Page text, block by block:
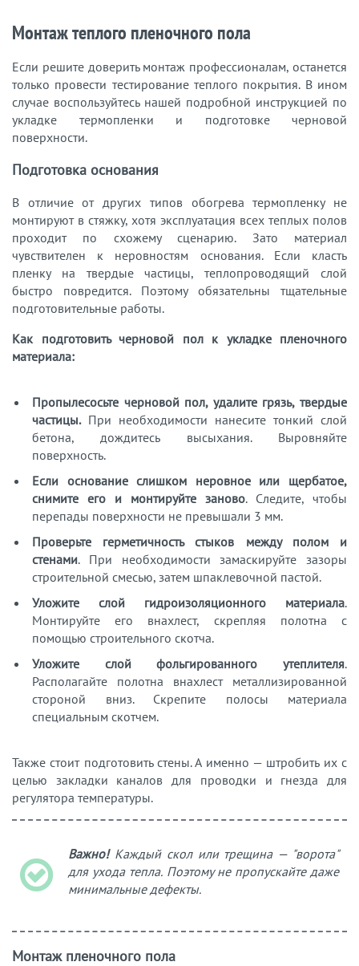
Монтаж теплого пленочного пола
Если решите доверить монтаж профессионалам, останется
только провести тестирование теплого покрытия. В ином
случае воспользуйтесь нашей подробной инструкцией по
укладке термопленки и подготовке черновой
поверхности.
Подготовка основания
В отличие от других типов обогрева термопленку не
монтируют в стяжку, хотя эксплуатация всех теплых полов
проходит по схожему сценарию. Зато материал
чувствителен к неровностям основания. Если класть
пленку на твердые частицы, теплопроводящий слой
быстро повредится. Поэтому обязательны тщательные
подготовительные работы.
Как подготовить черновой пол к укладке пленочного
материала:
Пропылесосьте черновой пол, удалите грязь, твердые
частицы.При необходимости нанесите тонкий слой
бетона, дождитесь высыхания. Выровняйте
поверхность.
Если основание слишком неровное или щербатое,
снимите его и монтируйте заново. Следите, чтобы
перепады поверхности не превышали 3 мм.
Проверьте герметичность стыков между полом и
стенами. При необходимости замаскируйте зазоры
строительной смесью, затем шпаклевочной пастой.
Уложите слой гидроизоляционного материала.
Монтируйте его внахлест, скрепляя полотна с
помощью строительного скотча.
Уложите слой фольгированного утеплителя.
Располагайте полотна внахлест металлизированной
стороной вниз. Скрепите полосы материала
специальным скотчем.
Также стоит подготовить стены. А именно — штробить их с
целью закладки каналов для проводки и гнезда для
регулятора температуры.
Важно! Каждый скол или трещина — "ворота"
для ухода тепла. Поэтому не пропускайте даже
минимальные дефекты.
Монтаж пленочного пола